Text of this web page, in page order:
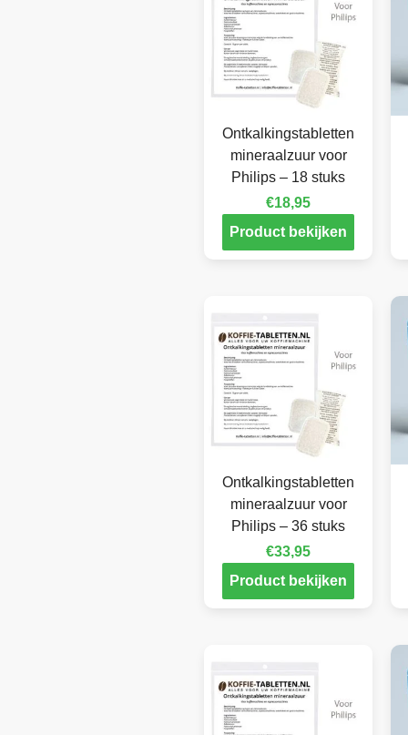
Ontkalkingstabletten
mineraalzuur voor
Philips – 18 stuks
€18,95
Product bekijken
Ontkalkingstabletten
mineraalzuur voor
Philips – 36 stuks
€33,95
Product bekijken